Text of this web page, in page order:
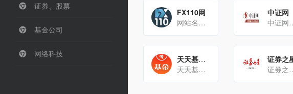
证券、股票
基金公司
网络科技
FX110网
网站名称FX110网（别名：外汇110网）官方网址海外版：https://www.fx110.com、国[…]
中证网
中证网是中国证券报社倾力打造的金融
天天基金网
天天基金网是东方财富信息股份有限公司旗下的专业基金网站，也是证监会核准的首批独立基金销售机构服务内容基金销[…]
证券之
证券之星始创于1996年，是中国最早